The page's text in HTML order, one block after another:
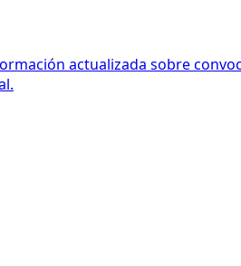
actualizada sobre